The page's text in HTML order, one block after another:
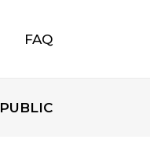
FAQ
PUBLIC